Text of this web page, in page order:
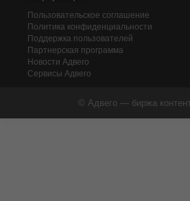
Пользовательское соглашение
Политика конфиденциальности
Поддержка пользователей
Партнерская программа
Новости Адвего
Сервисы Адвего
© Адвего — биржа